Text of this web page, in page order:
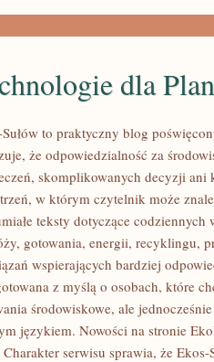
dla
to praktyczny blog
że odpowiedzialność za
skomplikowanych decyzji ani
w którym czytelnik może
teksty dotyczące
gotowania, energii, recyklingu,
wspierających bardziej
z myślą o osobach, które
środowiskowe, ale
językiem. Nowości na stronie
Charakter serwisu sprawia, że